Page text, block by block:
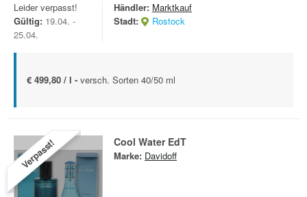
Leider verpasst!
Gültig: 19.04. -
25.04.
Händler: Marktkauf
Stadt:
Rostock
€ 499,80 / l - versch. Sorten 40/50 ml
Verpasst! Cool Water EdT
Marke: Davidoff